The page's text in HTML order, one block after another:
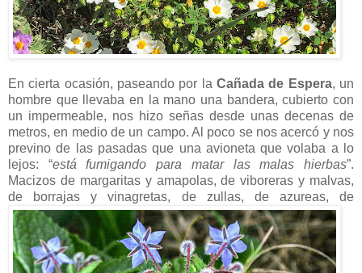
En cierta ocasión, paseando por la Cañada de Espera, un
hombre que llevaba en la mano una bandera, cubierto con
un impermeable, nos hizo señas desde unas decenas de
metros, en medio de un campo. Al poco se nos acercó y nos
previno de las pasadas que una avioneta que volaba a lo
lejos: “está fumigando para matar las malas hierbas”.
Macizos de margaritas y amapolas, de viboreras y malvas,
de borrajas y vinagretas, de zullas, de azureas, de